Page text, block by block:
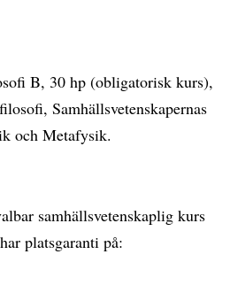
B, 30 hp (obligatorisk kurs),
Samhällsvetenskapernas
och Metafysik.
samhällsvetenskaplig kurs
platsgaranti på: